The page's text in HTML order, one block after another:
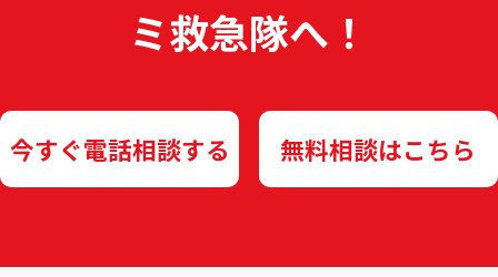
ミ救急隊へ！
今すぐ電話相談する 無料相談はこちら